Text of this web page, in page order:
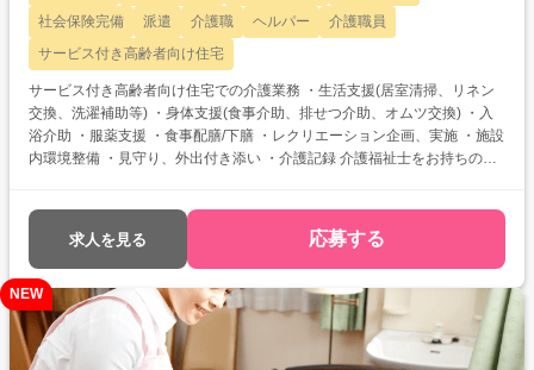
社会保険完備
派遣 介護職 ヘルパー
介護職員
サービス付き高齢者向け住宅
サービス付き高齢者向け住宅での介護業務 ・生活支援(居室清掃、リネン
交換、洗濯補助等) ・身体支援(食事介助、排せつ介助、オムツ交換) ・入
浴介助 ・服薬支援 ・食事配膳/下膳 ・レクリエーション企画、実施 ・施設
内環境整備 ・見守り、外出付き添い ・介護記録 介護福祉士をお持ちの方
い) ・対人スキルアップ (幅広20代～60代活躍中の職場でコミュニケーシ
ョン力を磨きたい)
求人を見る 応募する
NEW